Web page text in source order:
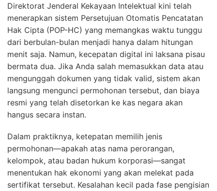
Direktorat Jenderal Kekayaan Intelektual kini telah
menerapkan sistem Persetujuan Otomatis Pencatatan
Hak Cipta (POP-HC) yang memangkas waktu tunggu
dari berbulan-bulan menjadi hanya dalam hitungan
menit saja. Namun, kecepatan digital ini laksana pisau
bermata dua. Jika Anda salah memasukkan data atau
mengunggah dokumen yang tidak valid, sistem akan
langsung mengunci permohonan tersebut, dan biaya
resmi yang telah disetorkan ke kas negara akan
hangus secara instan.
Dalam praktiknya, ketepatan memilih jenis
permohonan—apakah atas nama perorangan,
kelompok, atau badan hukum korporasi—sangat
menentukan hak ekonomi yang akan melekat pada
sertifikat tersebut. Kesalahan kecil pada fase pengisian